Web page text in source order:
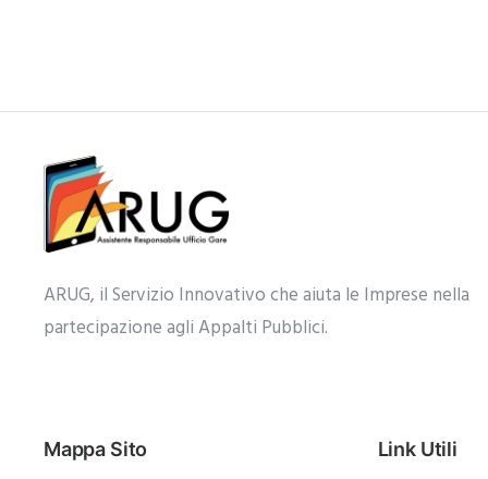
ARUG, il Servizio Innovativo che aiuta le Imprese nella
partecipazione agli Appalti Pubblici.​
Mappa Sito Link Utili